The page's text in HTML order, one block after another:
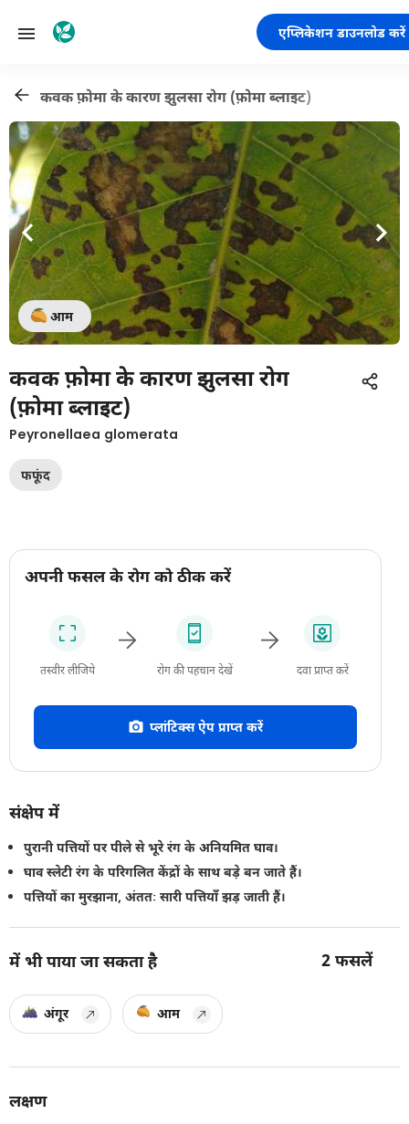
एप्लिकेशन डाउनलोड करें
कवक फ़ोमा के कारण झुलसा रोग (फ़ोमा ब्लाइट)
आम
कवक फ़ोमा के कारण झुलसा रोग
(फ़ोमा ब्लाइट)
Peyronellaea glomerata
फफूंद
अपनी फसल के रोग को ठीक करें
तस्वीर लीजिये रोग की पहचान देखें दवा प्राप्त करें
प्लांटिक्स ऐप प्राप्त करें
संक्षेप में
पुरानी पत्तियों पर पीले से भूरे रंग के अनियमित घाव।
घाव स्लेटी रंग के परिगलित केंद्रों के साथ बड़े बन जाते हैं।
पत्तियों का मुरझाना, अंततः सारी पत्तियाँ झड़ जाती हैं।
में भी पाया जा सकता है 2 फसलें
अंगूर आम
लक्षण